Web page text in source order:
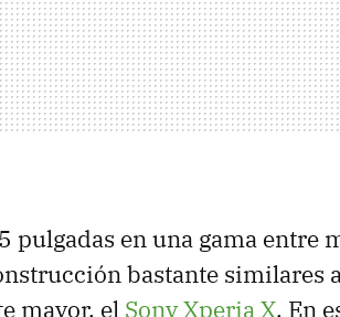
pulgadas en una gama entre
bastante similares
mayor, el Sony Xperia X. En